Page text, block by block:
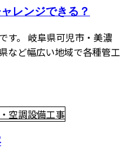
レンジできる？
す。 岐阜県可児市・美濃
など幅広い地域で各種管工
空調設備工事